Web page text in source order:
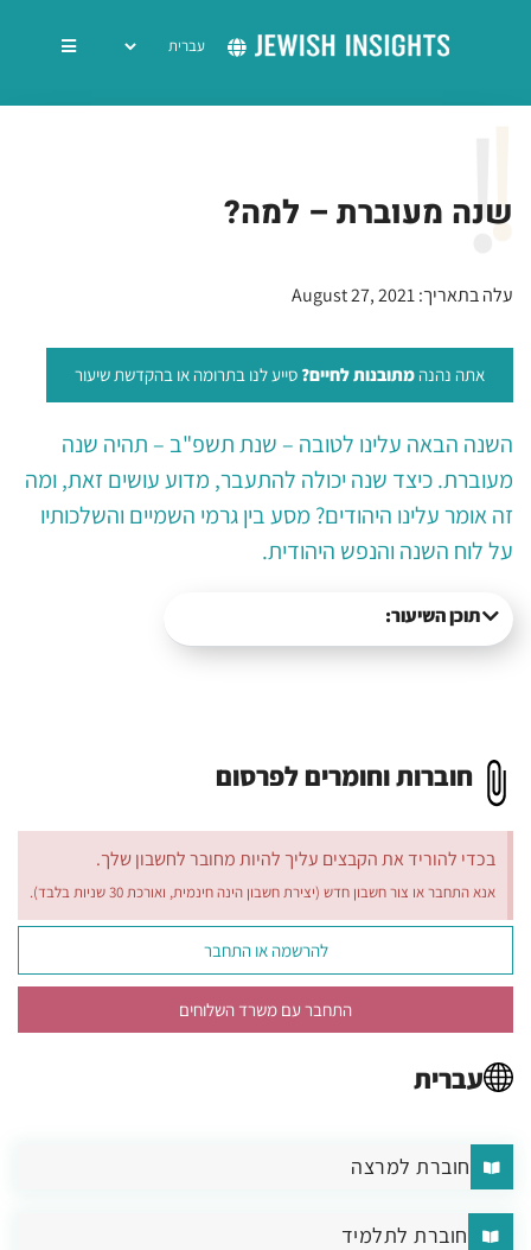
שנה מעוברת – למה?
עלה בתאריך: August 27, 2021
אתה נהנהמתובנות לחיים?סייע לנו בתרומה או בהקדשת שיעור
השנה הבאה עלינו לטובה – שנת תשפ"ב – תהיה שנה
מעוברת. כיצד שנה יכולה להתעבר, מדוע עושים זאת, ומה
זה אומר עלינו היהודים? מסע בין גרמי השמיים והשלכותיו
על לוח השנה והנפש היהודית.
תוכן השיעור:
חוברות וחומרים לפרסום
בכדי להוריד את הקבצים עליך להיות מחובר לחשבון שלך.
אנא התחבר או צור חשבון חדש (יצירת חשבון הינה חינמית, ואורכת 30 שניות בלבד).
להרשמה או התחבר
התחבר עם משרד השלוחים
עברית
חוברת למרצה
חוברת לתלמיד